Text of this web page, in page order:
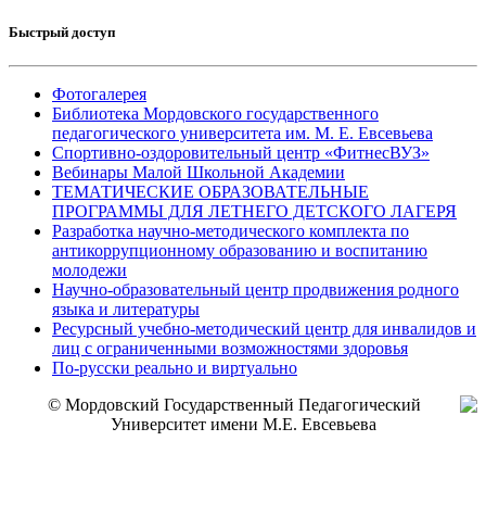
Быстрый доступ
Фотогалерея
Библиотека Мордовского государственного
педагогического университета им. М. Е. Евсевьева
Спортивно-оздоровительный центр «ФитнесВУЗ»
Вебинары Малой Школьной Академии
ТЕМАТИЧЕСКИЕ ОБРАЗОВАТЕЛЬНЫЕ
ПРОГРАММЫ ДЛЯ ЛЕТНЕГО ДЕТСКОГО ЛАГЕРЯ
Разработка научно-методического комплекта по
антикоррупционному образованию и воспитанию
молодежи
Научно-образовательный центр продвижения родного
языка и литературы
Ресурсный учебно-методический центр для инвалидов и
лиц с ограниченными возможностями здоровья
По-русски реально и виртуально
© Мордовский Государственный Педагогический
Университет имени М.Е. Евсевьева